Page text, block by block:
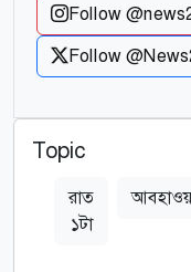
Follow
Follow
Topic
রাত
১টা